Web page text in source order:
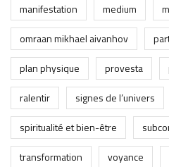
manifestation
medium
omraan mikhael aivanhov
plan physique
provesta
ralentir
signes de l’univers
spiritualité et bien-être
transformation
voyance